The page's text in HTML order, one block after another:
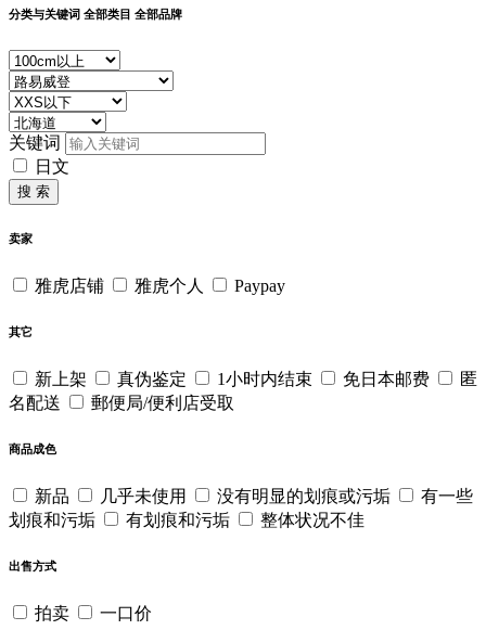
分类与关键词 全部类目 全部品牌
关键词
日文
搜 索
卖家
雅虎店铺 雅虎个人 Paypay
其它
新上架 真伪鉴定 1小时内结束 免日本邮费
匿
名配送
郵便局/便利店受取
商品成色
新品 几乎未使用 没有明显的划痕或污垢
有一些
划痕和污垢
有划痕和污垢 整体状况不佳
出售方式
拍卖 一口价